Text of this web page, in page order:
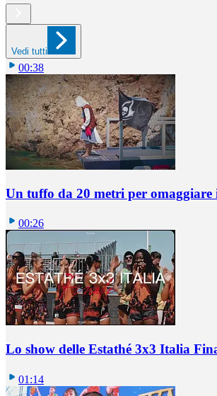
Vedi tutti
00:38
Un tuffo da 20 metri per omaggiare
00:26
Lo show delle Estathé 3x3 Italia
01:14